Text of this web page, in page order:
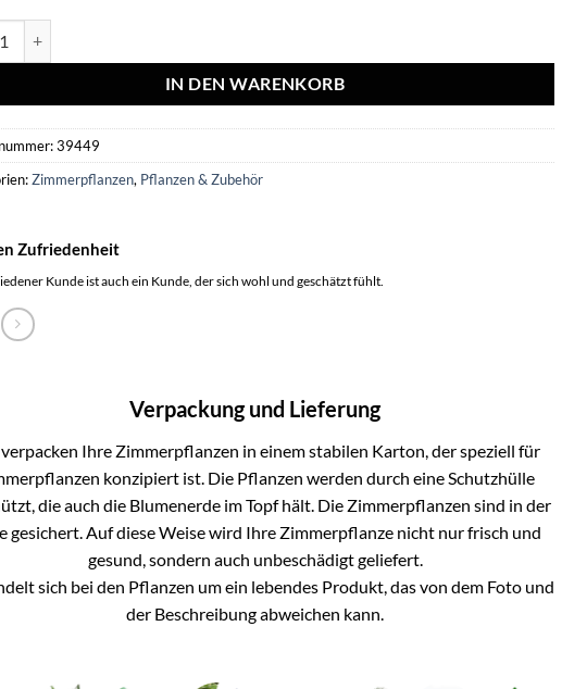
IN DEN WARENKORB
39449
Zimmerpflanzen, Pflanzen & Zubehör
Zufriedenheit
Kunde ist auch ein Kunde, der sich wohl und geschätzt fühlt.
Verpackung und Lieferung
Ihre Zimmerpflanzen in einem stabilen Karton, der speziell für
konzipiert ist. Die Pflanzen werden durch eine Schutzhülle
die auch die Blumenerde im Topf hält. Die Zimmerpflanzen sind in der
gesichert. Auf diese Weise wird Ihre Zimmerpflanze nicht nur frisch und
gesund, sondern auch unbeschädigt geliefert.
sich bei den Pflanzen um ein lebendes Produkt, das von dem Foto und
der Beschreibung abweichen kann.